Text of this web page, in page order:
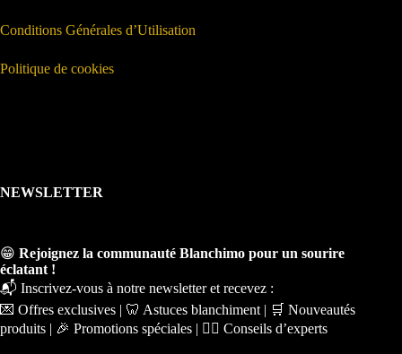
Conditions Générales d’Utilisation
Politique de cookies
NEWSLETTER
😁 Rejoignez la communauté Blanchimo pour un sourire
éclatant !
📬 Inscrivez-vous à notre newsletter et recevez :
💌 Offres exclusives | 🦷 Astuces blanchiment | 🛒 Nouveautés
produits | 🎉 Promotions spéciales | 🧑‍⚕️ Conseils d’experts